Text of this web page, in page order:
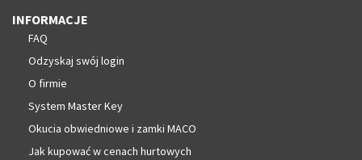
INFORMACJE
FAQ
Odzyskaj swój login
O firmie
System Master Key
Okucia obwiedniowe i zamki MACO
Jak kupować w cenach hurtowych